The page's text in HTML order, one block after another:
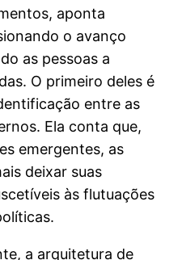
aponta
o avanço
as pessoas a
O primeiro deles é
entre as
Ela conta que,
emergentes, as
deixar suas
às flutuações
a arquitetura de